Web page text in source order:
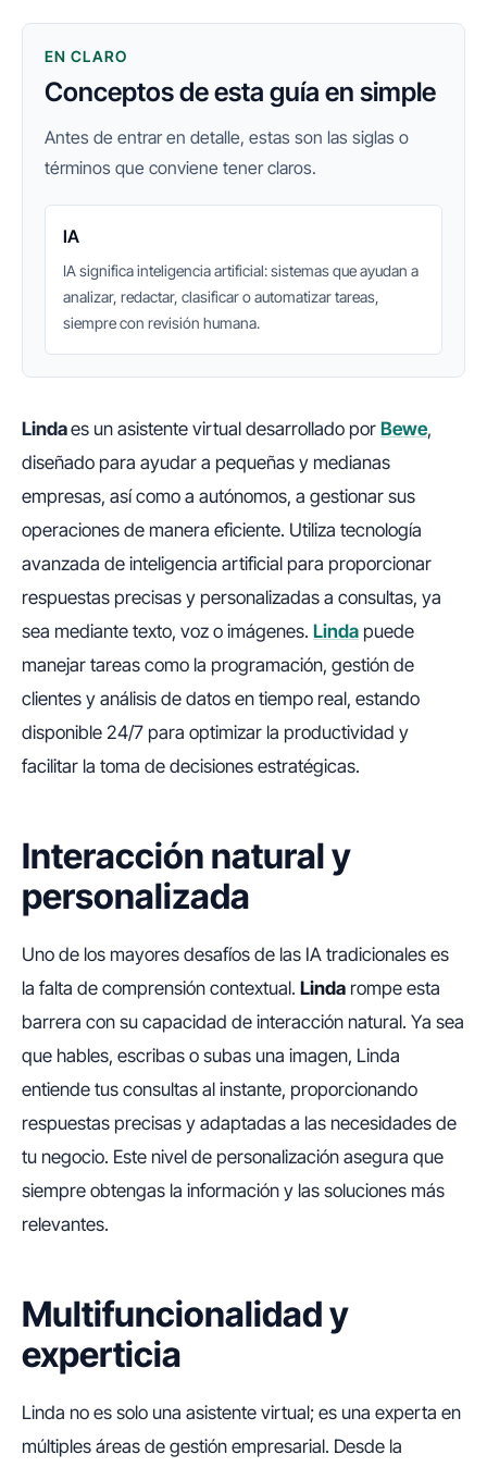
EN CLARO
Conceptos de esta guía en simple
Antes de entrar en detalle, estas son las siglas o
términos que conviene tener claros.
IA
IA significa inteligencia artificial: sistemas que ayudan a
analizar, redactar, clasificar o automatizar tareas,
siempre con revisión humana.
Lindaes un asistente virtual desarrollado por Bewe,
diseñado para ayudar a pequeñas y medianas
empresas, así como a autónomos, a gestionar sus
operaciones de manera eficiente. Utiliza tecnología
avanzada de inteligencia artificial para proporcionar
respuestas precisas y personalizadas a consultas, ya
sea mediante texto, voz o imágenes. Linda puede
manejar tareas como la programación, gestión de
clientes y análisis de datos en tiempo real, estando
disponible 24/7 para optimizar la productividad y
facilitar la toma de decisiones estratégicas.
Interacción natural y
personalizada
Uno de los mayores desafíos de las IA tradicionales es
la falta de comprensión contextual. Linda rompe esta
barrera con su capacidad de interacción natural. Ya sea
que hables, escribas o subas una imagen, Linda
entiende tus consultas al instante, proporcionando
respuestas precisas y adaptadas a las necesidades de
tu negocio. Este nivel de personalización asegura que
siempre obtengas la información y las soluciones más
relevantes.
Multifuncionalidad y
experticia
Linda no es solo una asistente virtual; es una experta en
múltiples áreas de gestión empresarial. Desde la